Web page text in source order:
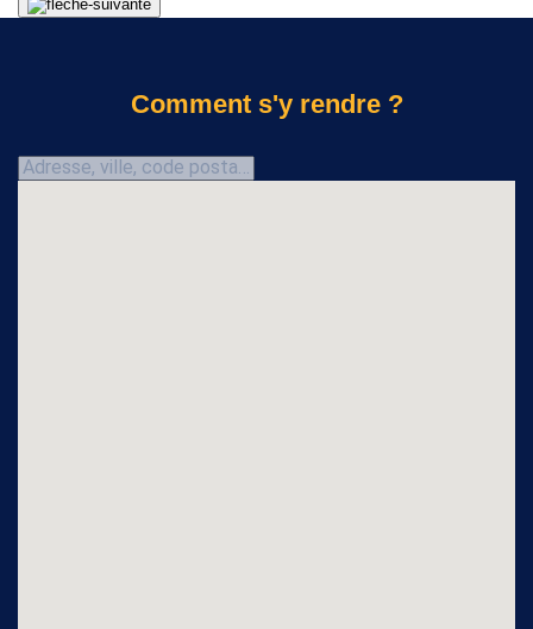
Comment s'y rendre ?